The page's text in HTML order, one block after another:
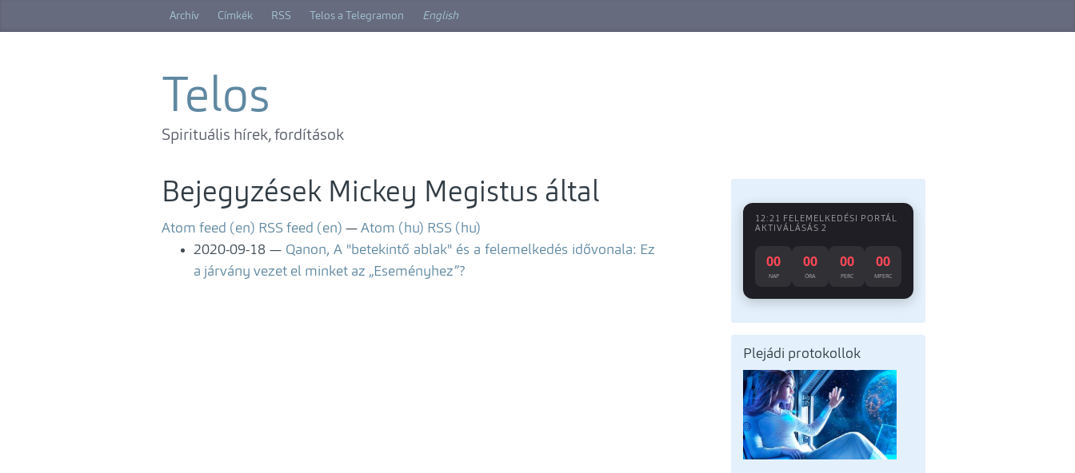
Archív Címkék RSS Telos a Telegramon English
Telos
Spirituális hírek, fordítások
Bejegyzések Mickey Megistus által
Atom feed (en) RSS feed (en) Atom (hu) RSS (hu)
2020-09-18
Qanon, A "betekintő ablak" és a felemelkedés idővonala: Ez
a járvány vezet el minket az „Eseményhez”?
12:21 FELEMELKEDÉSI PORTÁL
AKTIVÁLÁSÁS 2
00
NAP
00
ÓRA
00
PERC
00
MPERC
Plejádi protokollok